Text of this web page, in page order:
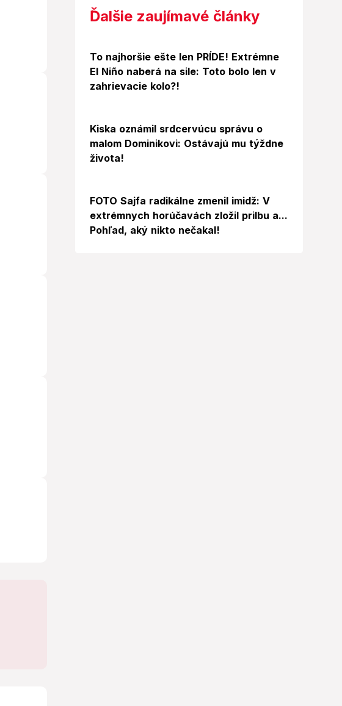
Ďalšie zaujímavé články
To najhoršie ešte len PRÍDE! Extrémne
El Niño naberá na sile: Toto bolo len v
zahrievacie kolo?!
Kiska oznámil srdcervúcu správu o
malom Dominikovi: Ostávajú mu týždne
života!
Foto
FOTO Sajfa radikálne zmenil imidž: V
extrémnych horúčavách zložil prilbu a...
Pohľad, aký nikto nečakal!